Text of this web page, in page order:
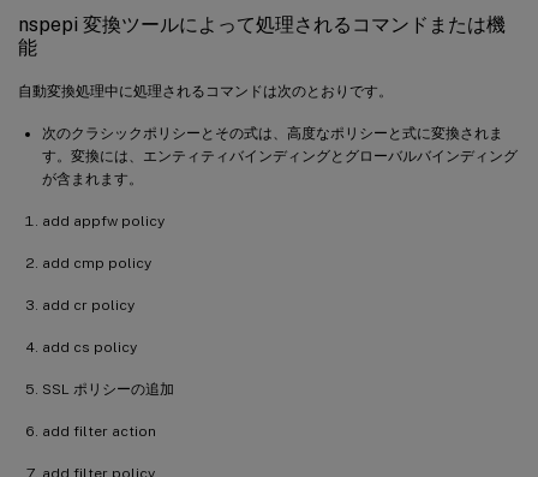
nspepi 変換ツールによって処理されるコマンドまたは機
能
自動変換処理中に処理されるコマンドは次のとおりです。
次のクラシックポリシーとその式は、高度なポリシーと式に変換されま
す。変換には、エンティティバインディングとグローバルバインディング
が含まれます。
add appfw policy
add cmp policy
add cr policy
add cs policy
SSL ポリシーの追加
add filter action
add filter policy